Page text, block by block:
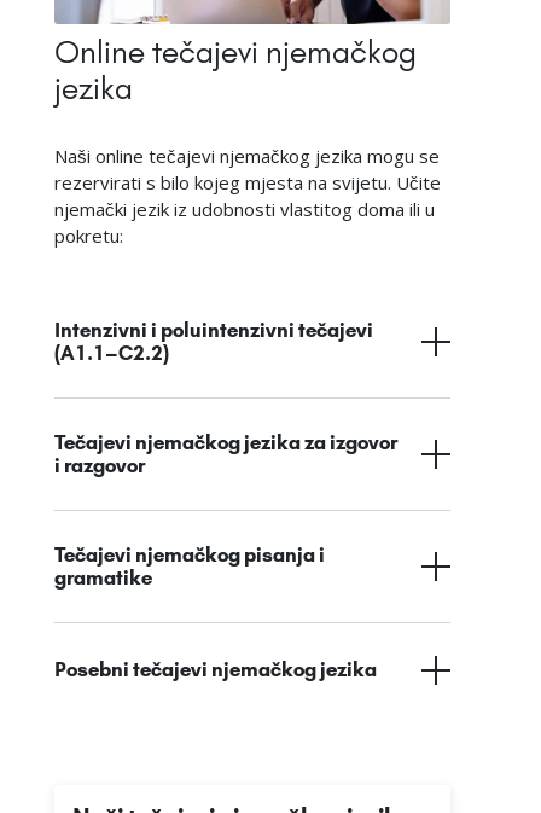
Online tečajevi njemačkog
jezika
Naši online tečajevi njemačkog jezika mogu se
rezervirati s bilo kojeg mjesta na svijetu. Učite
njemački jezik iz udobnosti vlastitog doma ili u
pokretu:
Intenzivni i poluintenzivni tečajevi
(A1.1–C2.2)
Tečajevi njemačkog jezika za izgovor
i razgovor
Tečajevi njemačkog pisanja i
gramatike
Posebni tečajevi njemačkog jezika